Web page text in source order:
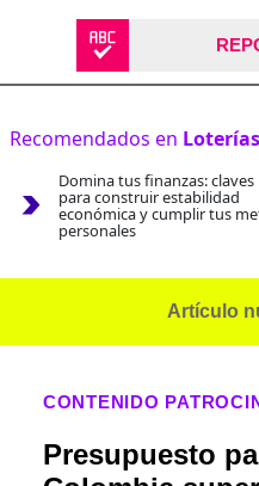
Recomendados en Loterías
Domina tus finanzas: claves
para construir estabilidad
económica y cumplir tus
personales
Artículo
CONTENIDO
Presupuesto